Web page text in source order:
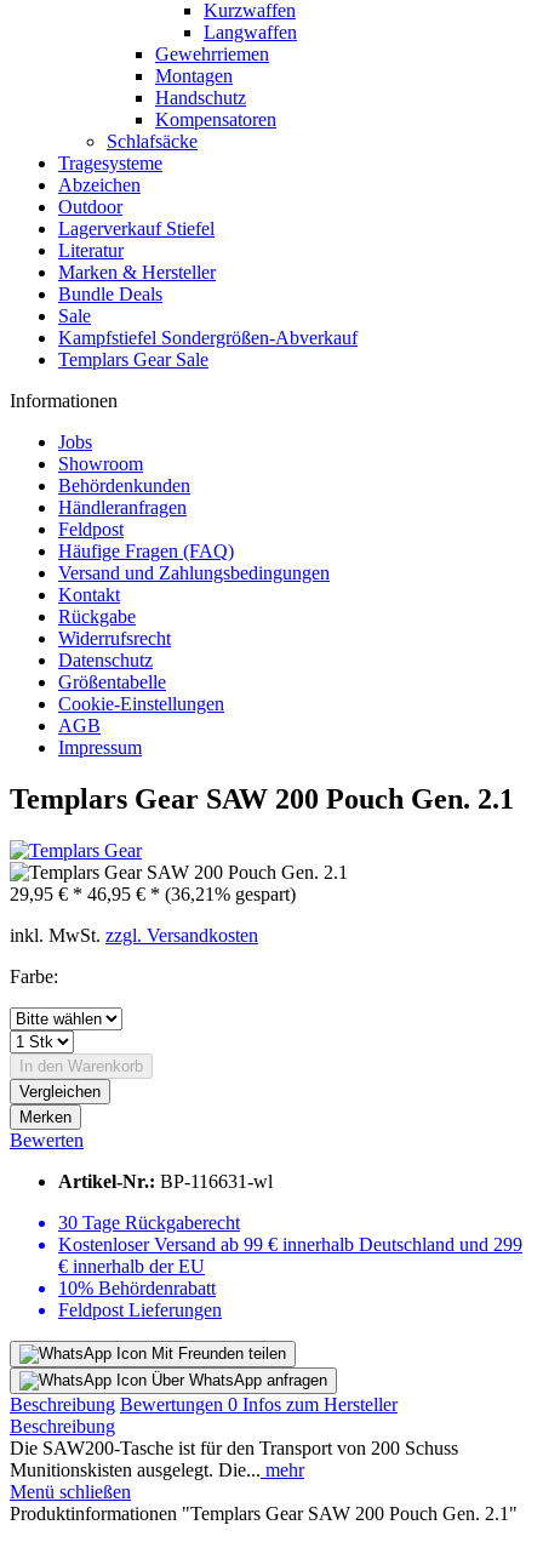
Kurzwaffen
Langwaffen
Gewehrriemen
Montagen
Handschutz
Kompensatoren
Schlafsäcke
Tragesysteme
Abzeichen
Outdoor
Lagerverkauf Stiefel
Literatur
Marken & Hersteller
Bundle Deals
Sale
Kampfstiefel Sondergrößen-Abverkauf
Templars Gear Sale
Informationen
Jobs
Showroom
Behördenkunden
Händleranfragen
Feldpost
Häufige Fragen (FAQ)
Versand und Zahlungsbedingungen
Kontakt
Rückgabe
Widerrufsrecht
Datenschutz
Größentabelle
Cookie-Einstellungen
AGB
Impressum
Templars Gear SAW 200 Pouch Gen. 2.1
29,95 € * 46,95 € * (36,21% gespart)
inkl. MwSt. zzgl. Versandkosten
Farbe:
In den Warenkorb
Vergleichen
Merken
Bewerten
Artikel-Nr.: BP-116631-wl
30 Tage Rückgaberecht
Kostenloser Versand ab 99 € innerhalb Deutschland und 299
€ innerhalb der EU
10% Behördenrabatt
Feldpost Lieferungen
Mit Freunden teilen
Über WhatsApp anfragen
Beschreibung Bewertungen 0 Infos zum Hersteller
Beschreibung
Die SAW200-Tasche ist für den Transport von 200 Schuss
Munitionskisten ausgelegt. Die... mehr
Menü schließen
Produktinformationen "Templars Gear SAW 200 Pouch Gen. 2.1"